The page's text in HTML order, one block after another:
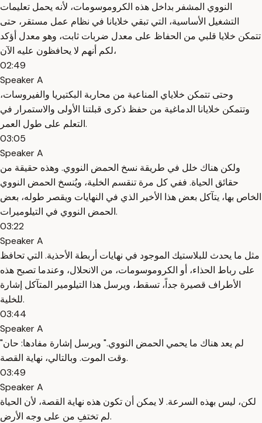
النووي المشفر بداخل هذه الكروموسومات، لأنه يحمل تعليمات
التشغيل الأساسية، التي تبقي خلايانا في نظام عمل مستقر، حتى
تتمكن خلايا قلبي من الحفاظ على معدل ضربات ثابت، وهو معدل أؤكد
لكم أنهم لا يحافظون عليه الآن،
02:49
Speaker A
وحتى تتمكن خلاياي المناعية من محاربة البكتيريا والفيروسات،
وتتمكن خلايانا الدماغية من حفظ ذكرى قبلتنا الأولى والاستمرار في
التعلم على طول العمر.
03:05
Speaker A
ولكن هناك خلل في طريقة نسخ الحمض النووي. وهذه حقيقة من
حقائق الحياة. ففي كل مرة تنقسم الخلية، ويُنسخ الحمض النووي
الخاص بها، يتآكل بعض هذا الأخير الذي في النهايات ويقصر طوله، بعض
الحمض النووي في التيلوميرات.
03:22
Speaker A
مثل ما يحدث للبلاستيك الموجود في نهايات أربطة الأحذية. التي تحافظ
على رباط الحذاء، أو الكروموسومات، من الانحلال، وعندما تصبح هذه
الأطراف قصيرة جداً، تسقط، ويرسل هذا التيلومير المتآكل إشارة
للخلية.
03:44
Speaker A
"لم يعد هناك ما يحمي الحمض النووي." ويرسل إشارة مفادها: حان
وقت الموت. وبالتالي، نهاية القصة.
03:49
Speaker A
لكن، ليس بهذه السرعة. لا يمكن أن تكون هذه نهاية القصة، لأن الحياة
لم تختفِ من على وجه الأرض.